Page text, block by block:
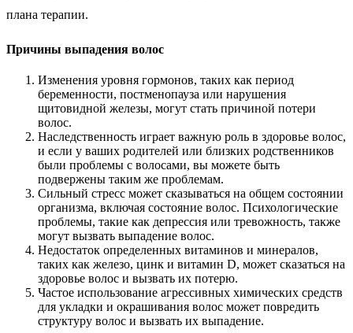
плана терапии.
Причины выпадения волос
Изменения уровня гормонов, таких как период
беременности, постменопауза или нарушения
щитовидной железы, могут стать причиной потери
волос.
Наследственность играет важную роль в здоровье волос,
и если у ваших родителей или близких родственников
были проблемы с волосами, вы можете быть
подвержены таким же проблемам.
Сильный стресс может сказываться на общем состоянии
организма, включая состояние волос. Психологические
проблемы, такие как депрессия или тревожность, также
могут вызвать выпадение волос.
Недостаток определенных витаминов и минералов,
таких как железо, цинк и витамин D, может сказаться на
здоровье волос и вызвать их потерю.
Частое использование агрессивных химических средств
для укладки и окрашивания волос может повредить
структуру волос и вызвать их выпадение.